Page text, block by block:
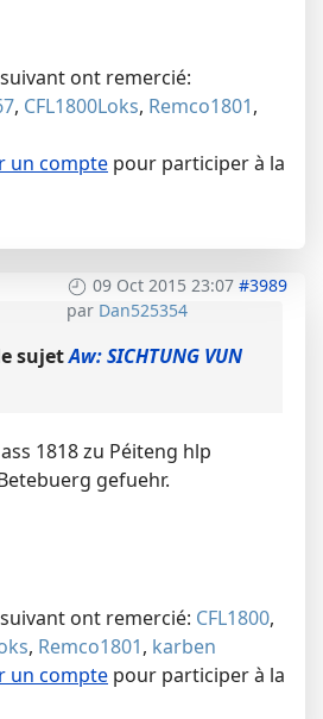
ont remercié:
, CFL1800Loks, Remco1801,
un compte pour participer à la
09 Oct 2015 23:07 #3989
par Dan525354
sujetAw: SICHTUNG VUN
1818 zu Péiteng hlp
gefuehr.
ont remercié: CFL1800,
, Remco1801, karben
un compte pour participer à la